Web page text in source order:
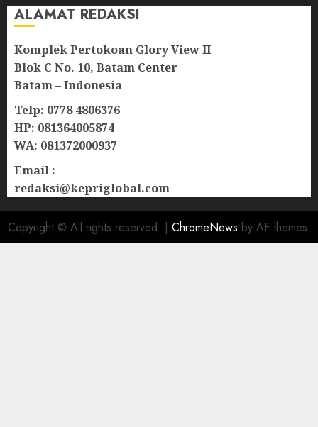
ALAMAT REDAKSI
Komplek Pertokoan Glory View II
Blok C No. 10, Batam Center
Batam – Indonesia
Telp: 0778 4806376
HP: 081364005874
WA: 081372000937
Email :
redaksi@kepriglobal.com
Copyright © All rights reserved. | ChromeNews by AF themes.